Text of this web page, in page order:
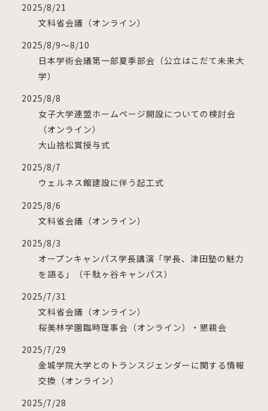
2025/8/21
文科省会議（オンライン）
2025/8/9～8/10
日本学術会議第一部夏季部会（公立はこだて未来大
学）
2025/8/8
女子大学連盟ホームページ開設についての検討会
（オンライン）
大山捨松賞授与式
2025/8/7
ウェルネス館建設に伴う起工式
2025/8/6
文科省会議（オンライン）
2025/8/3
オープンキャンパス学長講演「学長、津田塾の魅力
を語る」（千駄ヶ谷キャンパス）
2025/7/31
文科省会議（オンライン）
桜美林学園臨時理事会（オンライン）・懇親会
2025/7/29
金城学院大学とのトランスジェンダーに関する情報
交換（オンライン）
2025/7/28